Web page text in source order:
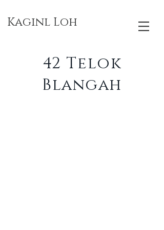
Kaginl Loh
42 Telok
Blangah